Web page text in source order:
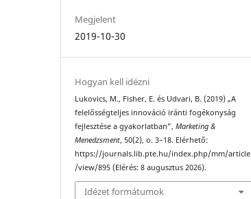
Megjelent
2019-10-30
Hogyan kell idézni
Lukovics, M., Fisher, E. és Udvari, B. (2019) „A
felelősségteljes innováció iránti fogékonyság
fejlesztése a gyakorlatban”,Marketing &
Menedzsment, 50(2), o. 3–18. Elérhető:
https://journals.lib.pte.hu/index.php/mm/article
/view/895 (Elérés: 8 augusztus 2026).
Idézet formátumok